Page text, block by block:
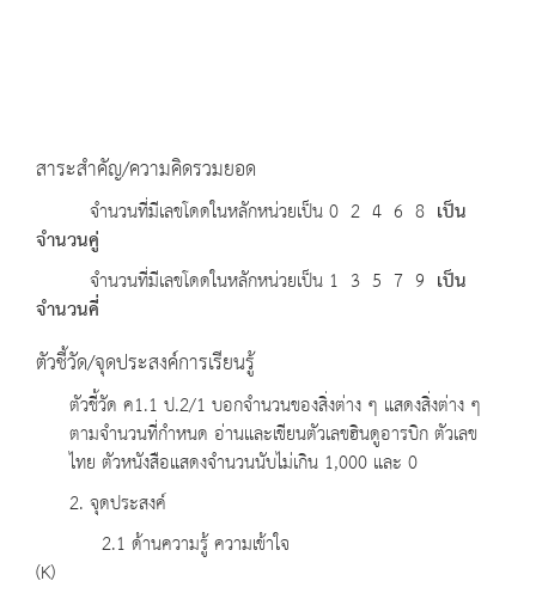
สาระสำคัญ/ความคิดรวมยอด
จำนวนที่มีเลขโดดในหลักหน่วยเป็น 0 2 4 6 8 เป็น
จำนวนคู่
จำนวนที่มีเลขโดดในหลักหน่วยเป็น 1 3 5 7 9 เป็น
จำนวนคี่
ตัวชี้วัด/จุดประสงค์การเรียนรู้
ตัวชี้วัด ค1.1 ป.2/1 บอกจำนวนของสิ่งต่าง ๆ แสดงสิ่งต่าง ๆ
ตามจำนวนที่กำหนด อ่านและเขียนตัวเลขฮินดูอารบิก ตัวเลข
ไทย ตัวหนังสือแสดงจำนวนนับไม่เกิน 1,000 และ 0
2. จุดประสงค์
2.1 ด้านความรู้ ความเข้าใจ
(K)